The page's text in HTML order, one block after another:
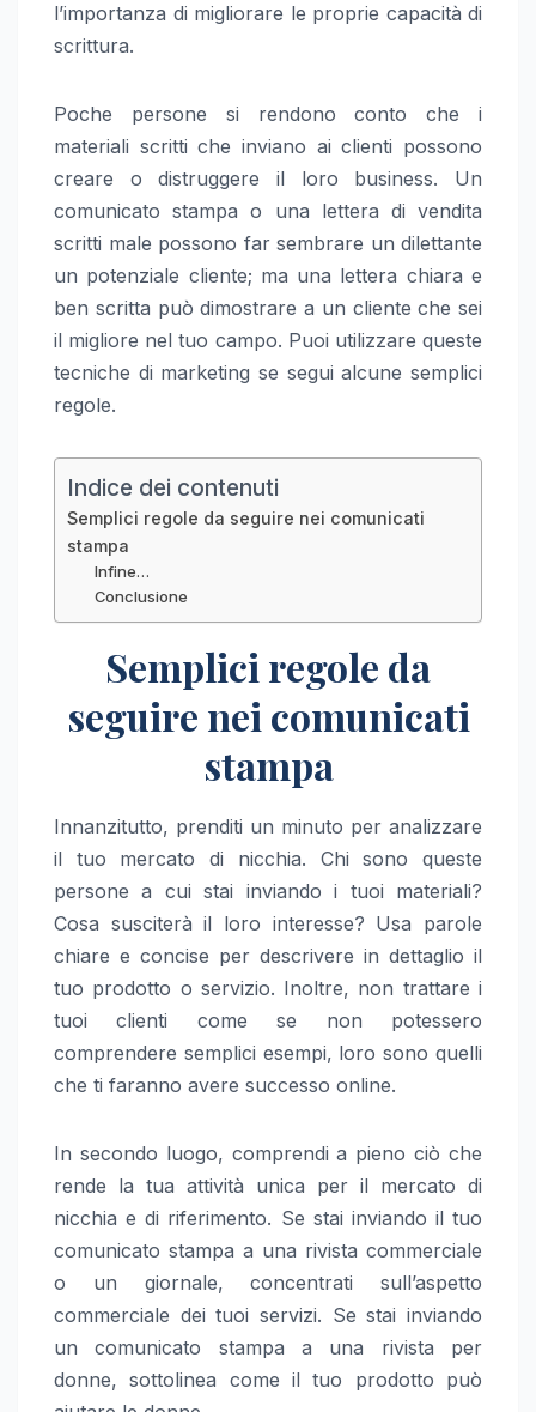
l’importanza di migliorare le proprie capacità di
scrittura.
Poche persone si rendono conto che i
materiali scritti che inviano ai clienti possono
creare o distruggere il loro business. Un
comunicato stampa o una lettera di vendita
scritti male possono far sembrare un dilettante
un potenziale cliente; ma una lettera chiara e
ben scritta può dimostrare a un cliente che sei
il migliore nel tuo campo. Puoi utilizzare queste
tecniche di marketing se segui alcune semplici
regole.
Indice dei contenuti
Semplici regole da seguire nei comunicati
stampa
Infine…
Conclusione
Semplici regole da
seguire nei comunicati
stampa
Innanzitutto, prenditi un minuto per analizzare
il tuo mercato di nicchia. Chi sono queste
persone a cui stai inviando i tuoi materiali?
Cosa susciterà il loro interesse? Usa parole
chiare e concise per descrivere in dettaglio il
tuo prodotto o servizio. Inoltre, non trattare i
tuoi clienti come se non potessero
comprendere semplici esempi, loro sono quelli
che ti faranno avere successo online.
In secondo luogo, comprendi a pieno ciò che
rende la tua attività unica per il mercato di
nicchia e di riferimento. Se stai inviando il tuo
comunicato stampa a una rivista commerciale
o un giornale, concentrati sull’aspetto
commerciale dei tuoi servizi. Se stai inviando
un comunicato stampa a una rivista per
donne, sottolinea come il tuo prodotto può